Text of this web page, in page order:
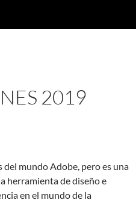
2019
mundo Adobe, pero es una
herramienta de diseño e
en el mundo de la